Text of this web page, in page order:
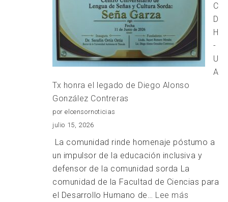
la
Transformación:
Carlos
Augusto
Pérez
C
D
H
-
U
A
Tx honra el legado de Diego Alonso
González Contreras
por elcensornoticias
julio 15, 2026
La comunidad rinde homenaje póstumo a
un impulsor de la educación inclusiva y
defensor de la comunidad sorda La
comunidad de la Facultad de Ciencias para
el Desarrollo Humano de… Lee más